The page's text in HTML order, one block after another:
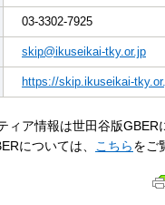
03-3302-7925
skip@ikuseikai-tky.or.jp
https://skip.ikuseikai-
ィア情報は世田谷版GBER
については、
こちらをご